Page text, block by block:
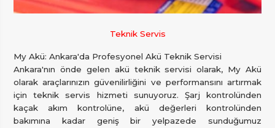
Teknik Servis
My Akü: Ankara'da Profesyonel Akü Teknik Servisi
Ankara'nın önde gelen akü teknik servisi olarak, My Akü
olarak araçlarınızın güvenilirliğini ve performansını artırmak
için teknik servis hizmeti sunuyoruz. Şarj kontrolünden
kaçak akım kontrolüne, akü değerleri kontrolünden
bakımına kadar geniş bir yelpazede sunduğumuz